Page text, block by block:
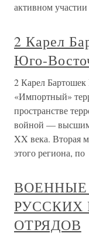
активном участии
2 Карел
Юго-
2 Карел
«Импортный»
пространстве
войной — высшим
XX века. Вторая
этого региона, по
РУССКИХ
ОТРЯДОВ